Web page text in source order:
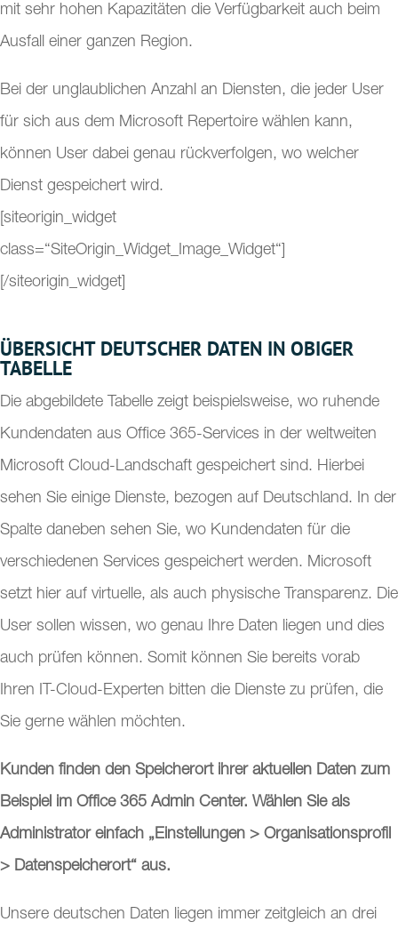
mit sehr hohen Kapazitäten die Verfügbarkeit auch beim
Ausfall einer ganzen Region.
Bei der unglaublichen Anzahl an Diensten, die jeder User
für sich aus dem Microsoft Repertoire wählen kann,
können User dabei genau rückverfolgen, wo welcher
Dienst gespeichert wird.
[siteorigin_widget
class=“SiteOrigin_Widget_Image_Widget“]
[/siteorigin_widget]
ÜBERSICHT DEUTSCHER DATEN IN OBIGER
TABELLE
Die abgebildete Tabelle zeigt beispielsweise, wo ruhende
Kundendaten aus Office 365-Services in der weltweiten
Microsoft Cloud-Landschaft gespeichert sind. Hierbei
sehen Sie einige Dienste, bezogen auf Deutschland. In der
Spalte daneben sehen Sie, wo Kundendaten für die
verschiedenen Services gespeichert werden. Microsoft
setzt hier auf virtuelle, als auch physische Transparenz. Die
User sollen wissen, wo genau Ihre Daten liegen und dies
auch prüfen können. Somit können Sie bereits vorab
Ihren IT-Cloud-Experten bitten die Dienste zu prüfen, die
Sie gerne wählen möchten.
Kunden finden den Speicherort ihrer aktuellen Daten zum
Beispiel im Office 365 Admin Center. Wählen Sie als
Administrator einfach „Einstellungen > Organisationsprofil
> Datenspeicherort“ aus.
Unsere deutschen Daten liegen immer zeitgleich an drei